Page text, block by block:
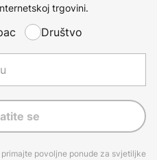
trgovini.
Društvo
se
povoljne ponude za svjetiljke